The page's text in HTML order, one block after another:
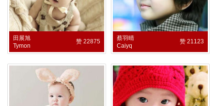
田展旭
Tymon
赞 22875
蔡羽晴
Caiyq
赞 21123